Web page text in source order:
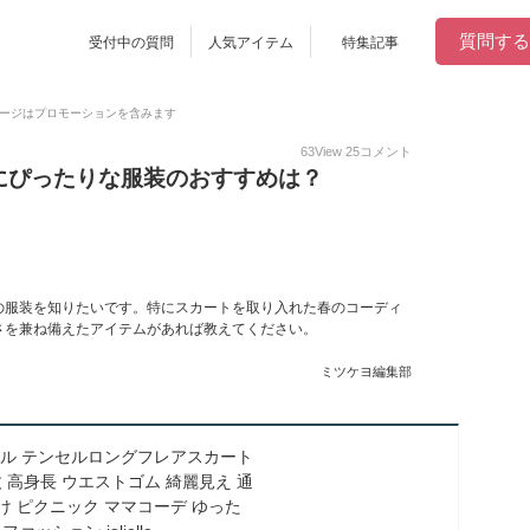
受付中の質問 人気アイテム 特集記事 質問する
ジはプロモーションを含みます
63View 25コメント
ったりな服装のおすすめは？
装を知りたいです。特にスカートを取り入れた春のコーディ
兼ね備えたアイテムがあれば教えてください。
ミツケヨ編集部